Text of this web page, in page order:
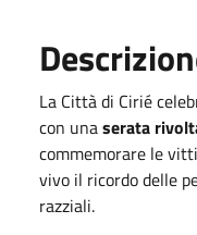
La Città di Cirié
con unaserata
commemorare le
vivo il ricordo delle
razziali.